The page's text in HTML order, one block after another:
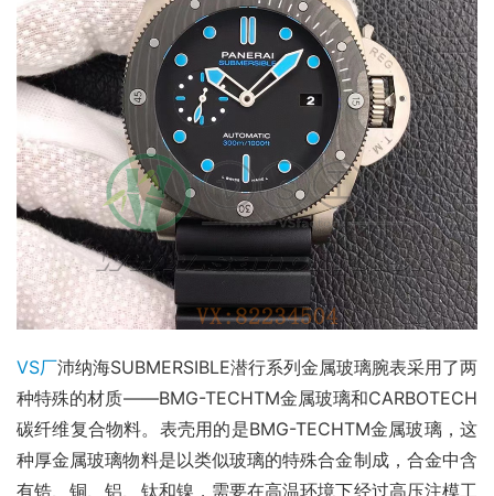
VS厂沛纳海SUBMERSIBLE潜行系列金属玻璃腕表采用了两
种特殊的材质——BMG-TECHTM金属玻璃和CARBOTECH
碳纤维复合物料。表壳用的是BMG-TECHTM金属玻璃，这
种厚金属玻璃物料是以类似玻璃的特殊合金制成，合金中含
有锆、铜、铝、钛和镍，需要在高温环境下经过高压注模工